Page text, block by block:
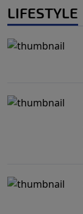
LIFESTYLE